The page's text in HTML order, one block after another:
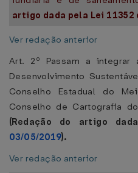
artigo dada pela Lei 11352
Ver redação anterior
Art. 2º Passam a integrar
Desenvolvimento
Conselho Estadual do
Conselho de Cartografia
(Redação do artigo
03/05/2019).
Ver redação anterior